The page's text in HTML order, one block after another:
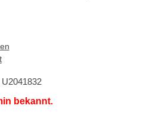
U2041832
bekannt.